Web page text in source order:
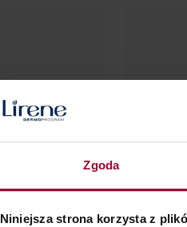
Zgoda
Niniejsza strona korzysta z